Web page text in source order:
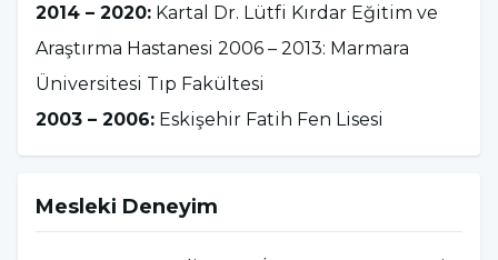
Omurga ve omurilik hastalıkları alanında
çalışmalarını sürdüren hekim, İngiltere’nin
önde gelen beyin cerrahisi merkezlerinden
The Walton Centre’da “Kompleks Spinal
2026 yılından bu yana NPİSTANBUL
2014 – 2020: Kartal Dr. Lütfi Kırdar Eğitim ve
Araştırma Hastanesi 2006 – 2013: Marmara
Üniversitesi Tıp Fakültesi
2003 – 2006: Eskişehir Fatih Fen Lisesi
Mesleki Deneyim